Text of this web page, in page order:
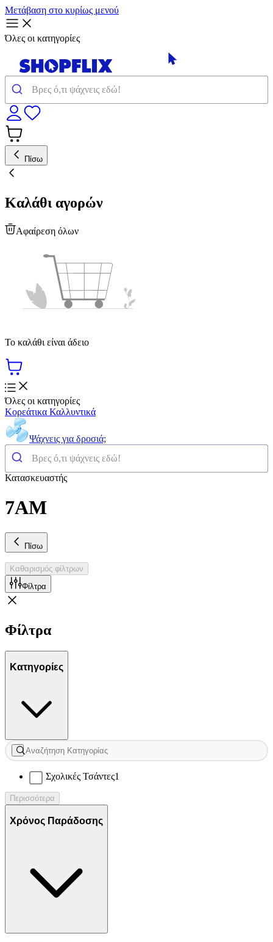
Μετάβαση στο κυρίως μενού
Όλες οι κατηγορίες
Πίσω
Καλάθι αγορών
Αφαίρεση όλων
Το καλάθι είναι άδειο
Όλες οι κατηγορίες
Κορεάτικα Καλλυντικά
Ψάχνεις για δροσιά;
Κατασκευαστής
7AM
Πίσω
Καθαρισμός φίλτρων
Φίλτρα
Φίλτρα
Κατηγορίες
Σχολικές Τσάντες1
Περισσότερα
Χρόνος Παράδοσης